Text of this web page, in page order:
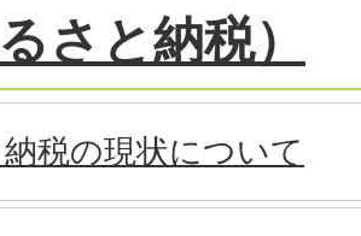
さと納税）
税の現状について